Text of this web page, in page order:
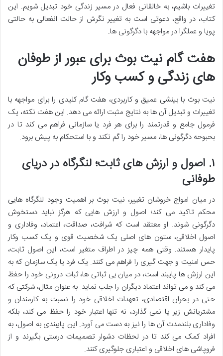
تغییرات باشیم، به خالقانی فعال در مسیر زندگی خود تبدیل شویم. این
کتاب، در واقع، دعوتی است به تغییر نگرش از حالت انفعالی به حالتی
پویا و عملگرا در مواجهه با دگرگونی ها.
هفت گام نیت بوث برای عبور از طوفان
های زندگی و کسب وکار
نیت بوث با بینشی عمیق و کاربردی، هفت گام کلیدی را برای مواجهه با
تغییرات و تبدیل آن ها به نتایج مثبت ارائه می دهد. این هفت نکته، یک
فرمول جامع و قدرتمند را برای هر فرد یا سازمانی فراهم می کند تا در
بحبوحه دگرگونی ها، مسیر خود را گم نکند و با استحکام به پیش برود.
۱. اصول و ارزش های ثابت؛ لنگرگاه در دریای
طوفانی
در میان امواج خروشان تغییر، نیت بوث بر اهمیت وجود لنگرگاه هایی
محکم تاکید می کند؛ اصول و ارزش هایی که هرگز نباید دستخوش
دگرگونی شوند. او معتقد است که شرافت، صداقت، اعتماد، وفاداری و
اصول اخلاقی، ستون های اصلی یک شخصیت قوی و یک کسب وکار
پایدار هستند. وقتی همه چیز در اطراف متغیر است، این اصول ثابت،
حس امنیت و جهت گیری را فراهم می کنند. یک فرد یا یک سازمان که به
این ارزش ها پایبند است، در میان بی ثباتی ها، ثبات درونی خود را حفظ
می کند و می تواند اعتماد دیگران را جلب نماید. به عنوان مثال، شرکتی که
حتی در بحران اقتصادی، تعهدات اخلاقی خود را نسبت به کارمندان و
مشتریانش زیر پا نمی گذارد، نه تنها اعتبار خود را حفظ می کند، بلکه
وفاداری بلندمدت آن ها را نیز به دست می آورد. این پایبندی به اصول، به
افراد کمک می کند تا در لحظات دشوار تصمیمات درستی بگیرند و از
فروپاشی های اخلاقی و اعتباری جلوگیری کنند.